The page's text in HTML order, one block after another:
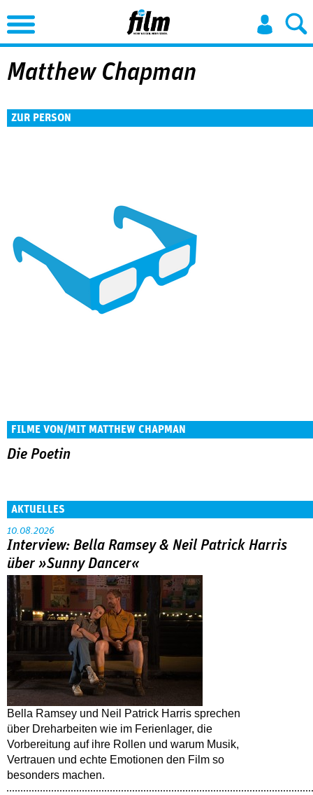
Jump to Navigation
Matthew Chapman
ZUR PERSON
FILME VON/MIT MATTHEW CHAPMAN
Die Poetin
AKTUELLES
10.08.2026
Interview: Bella Ramsey & Neil Patrick Harris
über »Sunny Dancer«
Bella Ramsey und Neil Patrick Harris sprechen
über Dreharbeiten wie im Ferienlager, die
Vorbereitung auf ihre Rollen und warum Musik,
Vertrauen und echte Emotionen den Film so
besonders machen.